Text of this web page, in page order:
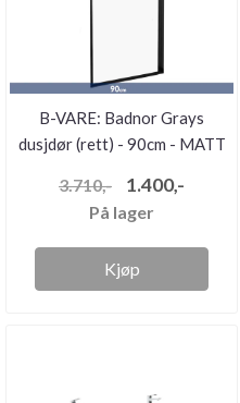
B-VARE: Badnor Grays
dusjdør (rett) - 90cm - MATT
3.710,- 1.400,-
På lager
Kjøp